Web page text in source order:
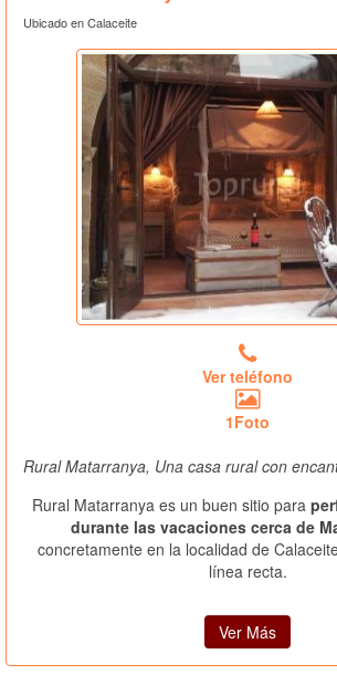
Ubicado en Calaceite
Ver teléfono
1Foto
Rural Matarranya, Una casa rural con
Rural Matarranya es un buen sitio para
durante las vacaciones cerca de
concretamente en la localidad de
línea recta.
Ver Más